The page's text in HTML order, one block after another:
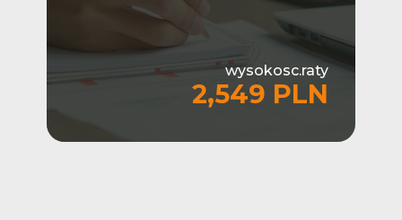
wysokosc.raty
2,549 PLN